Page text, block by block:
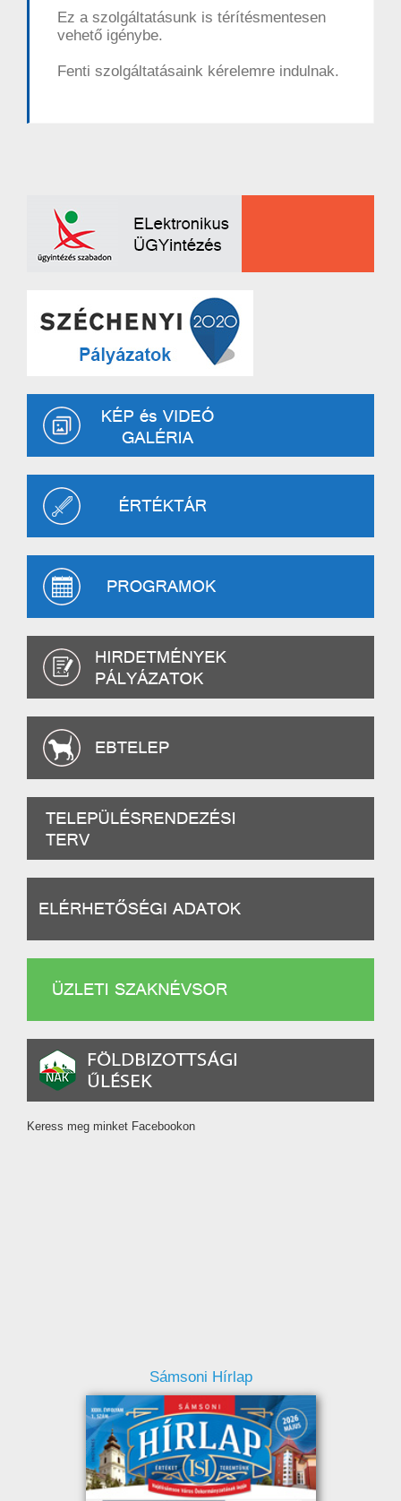
Ez a szolgáltatásunk is térítésmentesen
vehető igénybe.
Fenti szolgáltatásaink kérelemre indulnak.
Keress meg minket Facebookon
Sámsoni Hírlap